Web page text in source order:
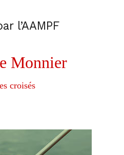
l’AAMPF
Monnier
croisés